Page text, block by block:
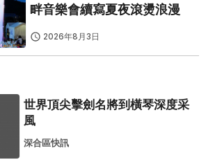
畔音樂會續寫夏夜滾燙浪漫
2026年8月3日
世界頂尖擊劍名將到橫琴深度采
風
深合區快訊